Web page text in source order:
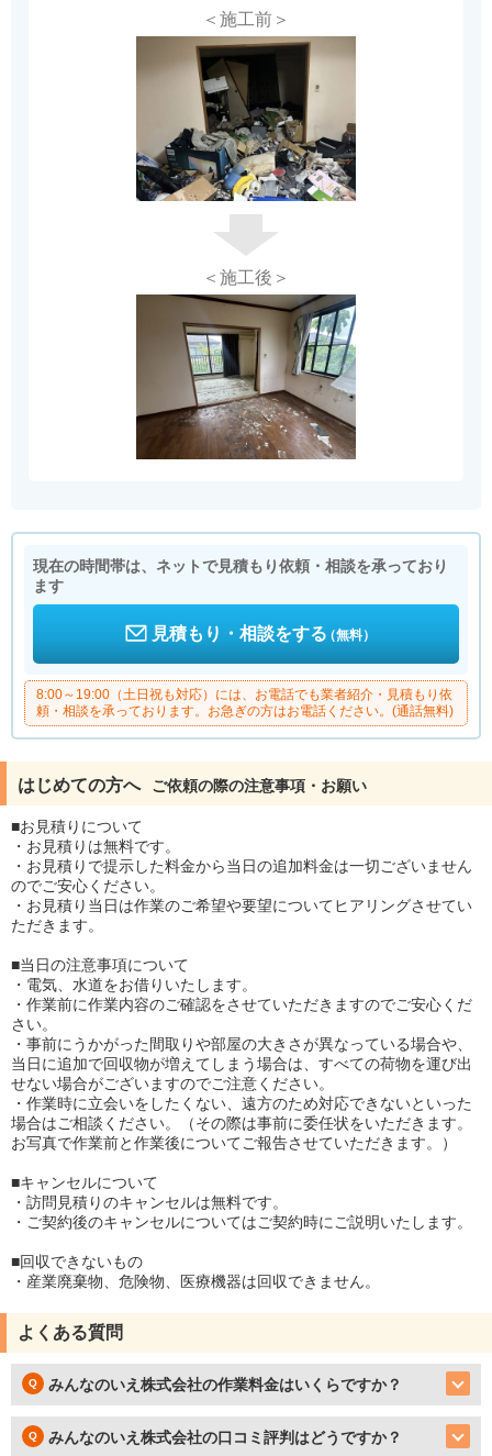
＜施工前＞
＜施工後＞
現在の時間帯は、ネットで見積もり依頼・相談を承っており
ます
見積もり・相談をする（無料）
8:00～19:00（土日祝も対応）には、お電話でも業者紹介・見積もり依
頼・相談を承っております。お急ぎの方はお電話ください。(通話無料)
はじめての方へ ご依頼の際の注意事項・お願い
■お見積りについて
・お見積りは無料です。
・お見積りで提示した料金から当日の追加料金は一切ございません
のでご安心ください。
・お見積り当日は作業のご希望や要望についてヒアリングさせてい
ただきます。
■当日の注意事項について
・電気、水道をお借りいたします。
・作業前に作業内容のご確認をさせていただきますのでご安心くだ
さい。
・事前にうかがった間取りや部屋の大きさが異なっている場合や、
当日に追加で回収物が増えてしまう場合は、すべての荷物を運び出
せない場合がございますのでご注意ください。
・作業時に立会いをしたくない、遠方のため対応できないといった
場合はご相談ください。（その際は事前に委任状をいただきます。
お写真で作業前と作業後についてご報告させていただきます。）
■キャンセルについて
・訪問見積りのキャンセルは無料です。
・ご契約後のキャンセルについてはご契約時にご説明いたします。
■回収できないもの
・産業廃棄物、危険物、医療機器は回収できません。
よくある質問
みんなのいえ株式会社の作業料金はいくらですか？
みんなのいえ株式会社の口コミ評判はどうですか？